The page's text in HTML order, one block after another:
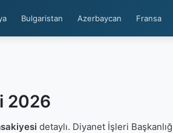
Bulgaristan Azerbaycan Fransa
2026
detaylı. Diyanet İşleri